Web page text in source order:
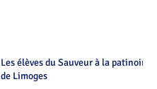
Les élèves du Sauveur à la patinoire
de Limoges